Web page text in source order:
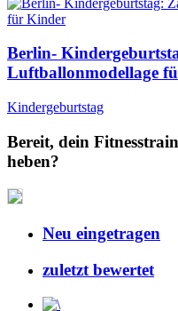
Berlin-
Luftballonmodellage
Kindergeburtstag
Bereit, dein
heben?
Neu eingetragen
zuletzt bewertet